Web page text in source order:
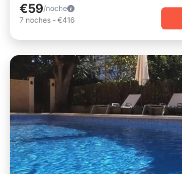
€59/noche
7 noches - €416